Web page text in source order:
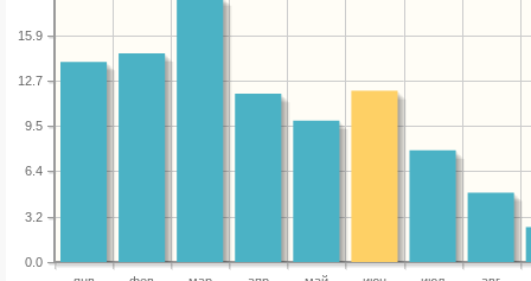
0.0
3.2
6.4
9.5
12.7
15.9